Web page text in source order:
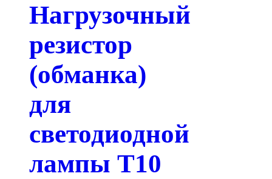
Нагрузочный
резистор
(обманка)
для
светодиодной
лампы T10